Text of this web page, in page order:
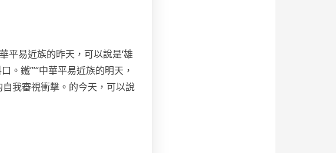
平易近族的昨天，可以說是‘雄
鐵’”“中華平易近族的明天，
自我審視衝擊。的今天，可以說